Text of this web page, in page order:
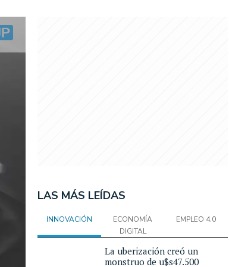
LAS MÁS LEÍDAS
INNOVACIÓN
ECONOMÍA
DIGITAL
EMPLEO 4.0
La uberización creó un
monstruo de u$s47.500